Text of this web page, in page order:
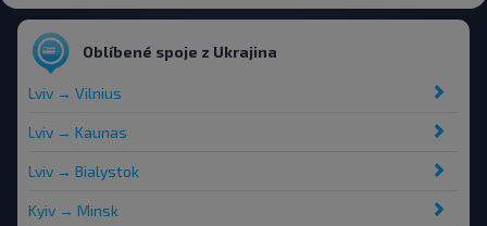
Oblíbené spoje z Ukrajina
Lviv → Vilnius
Lviv → Kaunas
Lviv → Bialystok
Kyiv → Minsk